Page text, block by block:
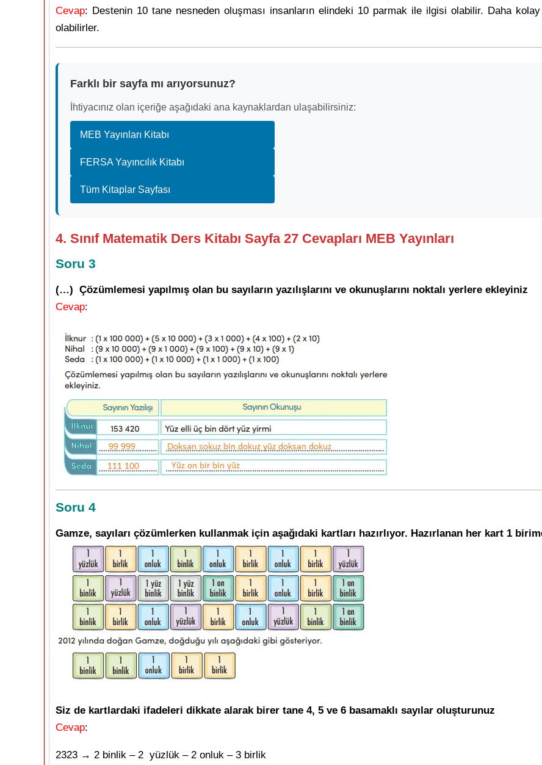
Cevap: Destenin 10 tane nesneden oluşması insanların elindeki 10 parmak ile ilgisi olabilir. Daha
olabilirler.
Farklı bir sayfa mı arıyorsunuz?
İhtiyacınız olan içeriğe aşağıdaki ana kaynaklardan ulaşabilirsiniz:
MEB Yayınları Kitabı
FERSA Yayıncılık Kitabı
Tüm Kitaplar Sayfası
4. Sınıf Matematik Ders Kitabı Sayfa 27 Cevapları MEB Yayınları
Soru 3
(…) Çözümlemesi yapılmış olan bu sayıların yazılışlarını ve okunuşlarını noktalı yerlere ekleyiniz
Cevap:
Soru 4
Gamze, sayıları çözümlerken kullanmak için aşağıdaki kartları hazırlıyor. Hazırlanan her kart 1
Siz de kartlardaki ifadeleri dikkate alarak birer tane 4, 5 ve 6 basamaklı sayılar oluşturunuz
Cevap:
2323 → 2 binlik – 2 yüzlük – 2 onluk – 3 birlik